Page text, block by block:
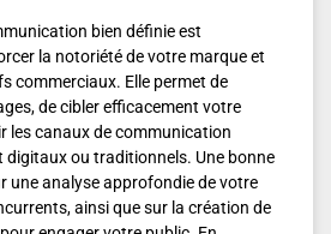
bien définie est
la notoriété de votre marque et
commerciaux. Elle permet de
de cibler efficacement votre
les canaux de communication
digitaux ou traditionnels. Une bonne
une analyse approfondie de votre
ainsi que sur la création de